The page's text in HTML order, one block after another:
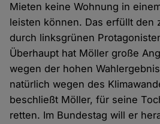
Mieten keine Wohnung in
leisten können. Das erfüllt den
durch linksgrünen
Überhaupt hat Möller große
wegen der hohen
natürlich wegen des
beschließt Möller, für seine
retten. Im Bundestag will er